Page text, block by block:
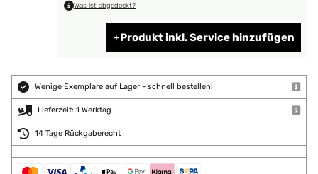
Was ist abgedeckt?
Produkt inkl. Service hinzufügen
Wenige Exemplare auf Lager - schnell bestellen!
Lieferzeit: 1 Werktag
14 Tage Rückgaberecht